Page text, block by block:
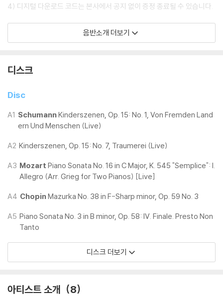
4) 디지털 다운로드 코드는 본사에서 공지 없이 증정 종료될 수 있습니다.
1) 침압 조절 기능이 없는 턴테이블을 사용하시는 경우, (주로 올인원 형태
수 있습니다.
기기 문제로 인해 발생하는 재생 불량 현상에 대해서는 반품/교환이 불가
하니 침압 조절이 가능한 기기에서 재생하실 것을 권유 드립니다.
다. 전용 제품으로 이를 제거하면 대부분 해결됩니다.
3) 바늘에 먼지가 쌓이는 경우에도 재생이 원활하지 않을 수 있습니다.
※ 디스크 외관 불량
1) 열을 가하여 제작하는 바이닐 공정 특성상 디스크 표면이 미세하게 울
렁거리거나 휘어지는 경우가 있습니다.
가능합니다.
지되도록 디스크 센터 홀 구경이 작게 제작되는 경우가 있습니다. 턴테이
블 스핀들에 맞지 않는 경우에는 전용 제품 등을 이용하여 센터 홀을 조정
하시면 해결됩니다.
3) 디스크에 미세한 잔 흠집이 남아있거나 인쇄 면이 깨끗하지 않은 경우
음반소개 더보기
디스크
Disc
A1 SchumannKinderszenen, Op. 15: No. 1, Von Fremden Land
ern Und Menschen (Live)
A2 Kinderszenen, Op. 15: No. 7, Traumerei (Live)
A3 Mozart Piano Sonata No. 16 in C Major, K. 545 "Semplice": I.
Allegro (Arr. Grieg for Two Pianos) [Live]
A4 ChopinMazurka No. 38 in F-Sharp minor, Op. 59 No. 3
A5 Piano Sonata No. 3 in B minor, Op. 58: IV. Finale. Presto Non
Tanto
디스크 더보기
아티스트 소개 8